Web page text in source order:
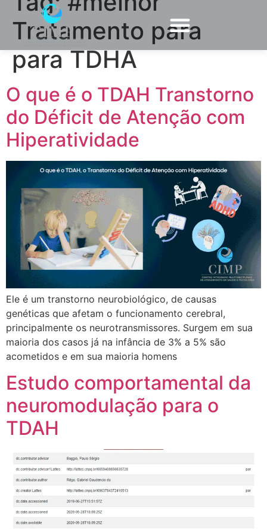
Tratamento para
para TDHA
O que é o TDAH Transtorno
do Déficit de Atenção com
Hiperatividade
Ele é um transtorno neurobiológico, de causas
genéticas que afetam o funcionamento cerebral,
principalmente os neurotransmissores. Surgem em sua
maioria dos casos já na infância de 3% a 5% são
acometidos e em sua maioria homens
Estudo comportamental da
neuromodulação para o
TDAH